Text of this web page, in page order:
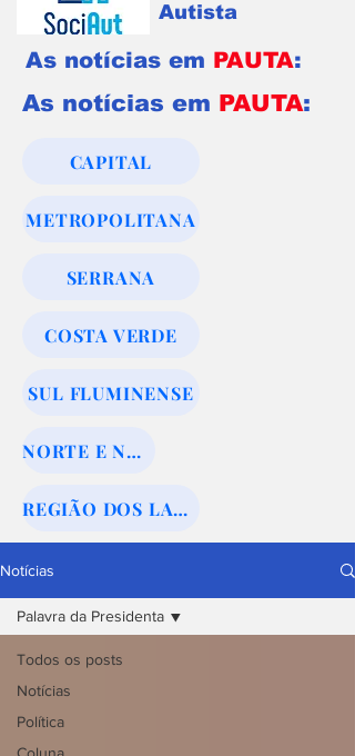
Autista
As notícias em PAUTA:
As notícias em PAUTA:
CAPITAL
METROPOLITANA
SERRANA
COSTA VERDE
SUL FLUMINENSE
NORTE E NOROESTE
REGIÃO DOS LAGOS
Notícias
Todos os posts
Notícias
Política
Palavra da Presidenta